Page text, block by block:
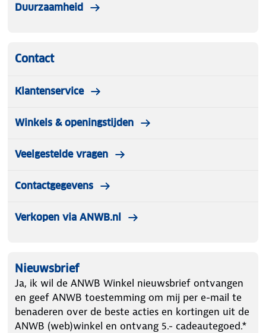
Duurzaamheid
Contact
Klantenservice
Winkels & openingstijden
Veelgestelde vragen
Contactgegevens
Verkopen via ANWB.nl
Nieuwsbrief
Ja, ik wil de ANWB Winkel nieuwsbrief ontvangen
en geef ANWB toestemming om mij per e-mail te
benaderen over de beste acties en kortingen uit de
ANWB (web)winkel en ontvang 5.- cadeautegoed.*